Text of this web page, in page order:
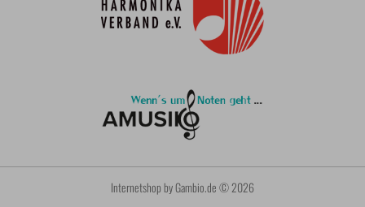
Internetshop by Gambio.de © 2026